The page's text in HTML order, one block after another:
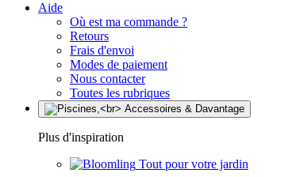
Aide
Où est ma commande ?
Retours
Frais d'envoi
Modes de paiement
Nous contacter
Toutes les rubriques
Plus d'inspiration
Tout pour votre jardin